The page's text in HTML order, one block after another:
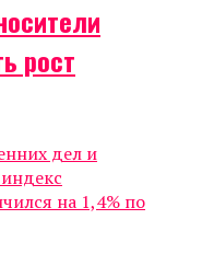
рост
дел и
на 1,4% по